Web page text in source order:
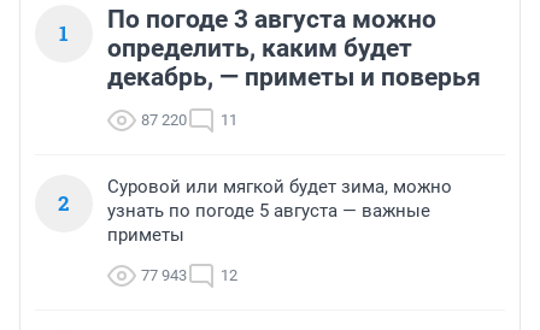
1
По погоде 3 августа можно
определить, каким будет
декабрь, — приметы и поверья
87 220 11
2
Суровой или мягкой будет зима, можно
узнать по погоде 5 августа — важные
приметы
77 943 12